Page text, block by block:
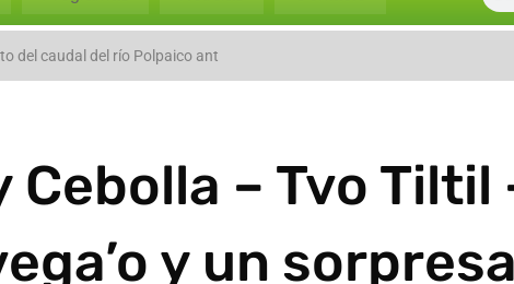
del caudal del río Polpaico ant
– Tvo Tiltil
y un sorpresa